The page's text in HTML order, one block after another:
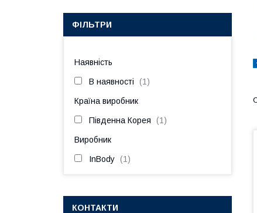
ФІЛЬТРИ
Наявність
В наявності 1
Країна виробник
Південна Корея 1
Виробник
InBody 1
КОНТАКТИ